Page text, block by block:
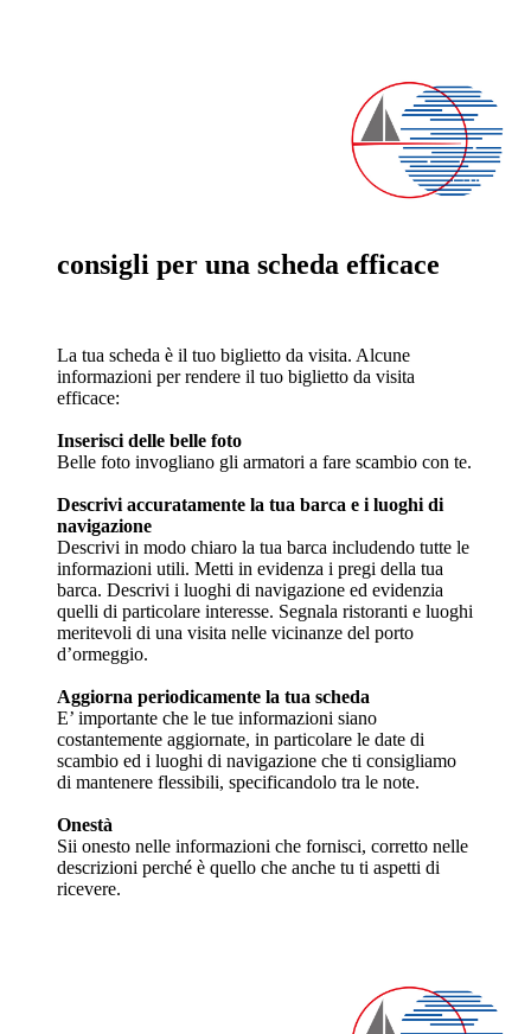
consigli per una scheda efficace
La tua scheda è il tuo biglietto da visita. Alcune
informazioni per rendere il tuo biglietto da visita
efficace:
Inserisci delle belle foto
Belle foto invogliano gli armatori a fare scambio con te.
Descrivi accuratamente la tua barca e i luoghi di
navigazione
Descrivi in modo chiaro la tua barca includendo tutte le
informazioni utili. Metti in evidenza i pregi della tua
barca. Descrivi i luoghi di navigazione ed evidenzia
quelli di particolare interesse. Segnala ristoranti e luoghi
meritevoli di una visita nelle vicinanze del porto
d’ormeggio.
Aggiorna periodicamente la tua scheda
E’ importante che le tue informazioni siano
costantemente aggiornate, in particolare le date di
scambio ed i luoghi di navigazione che ti consigliamo
di mantenere flessibili, specificandolo tra le note.
Onestà
Sii onesto nelle informazioni che fornisci, corretto nelle
descrizioni perché è quello che anche tu ti aspetti di
ricevere.